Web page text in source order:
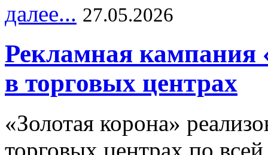
далее... 27.05.2026
Рекламная кампания
в торговых центрах
«Золотая корона»